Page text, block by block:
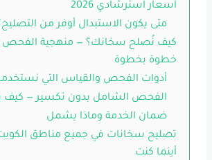
أسعار استرشادي 2026
متى يكون الاستبدال أوفر من
كيف نُصلح سخانك؟ — منهجية الفحص
خطوة بخطوة
أدوات الفحص والقياس التي
الفحص الشامل بدون تكسير — كيف
ضمان الخدمة وماذا يشمل
تصليح سخانات في جميع مناطق
أينما كنت